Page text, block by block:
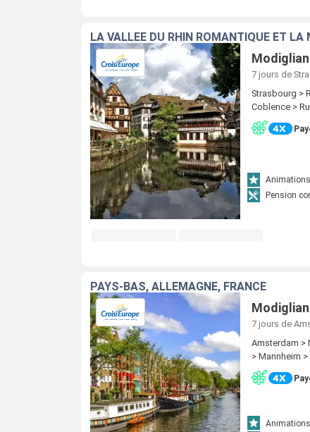
LA VALLÉE DU RHIN ROMANTIQUE ET
7 jours de
Strasbourg >
Coblence >
Pension
PAYS-BAS, ALLEMAGNE, FRANCE
7 jours de
Amsterdam >
> Mannheim